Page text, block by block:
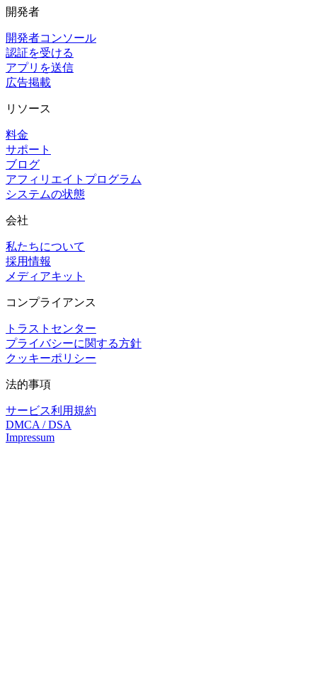
開発者
開発者コンソール
認証を受ける
アプリを送信
広告掲載
リソース
料金
サポート
ブログ
アフィリエイトプログラム
システムの状態
会社
私たちについて
採用情報
メディアキット
コンプライアンス
トラストセンター
プライバシーに関する方針
クッキーポリシー
法的事項
サービス利用規約
DMCA / DSA
Impressum